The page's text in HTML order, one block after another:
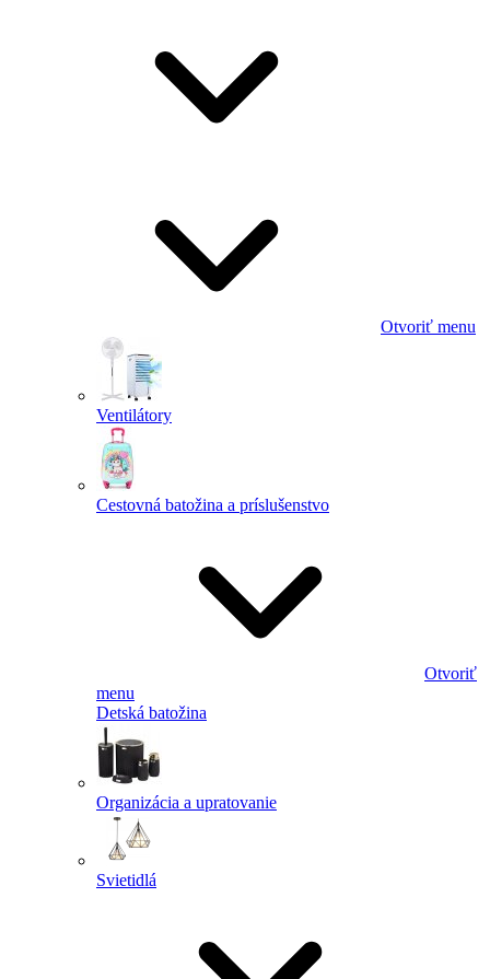
Otvoriť menu
Ventilátory
Cestovná batožina a príslušenstvo
Otvoriť
menu
Detská batožina
Organizácia a upratovanie
Svietidlá